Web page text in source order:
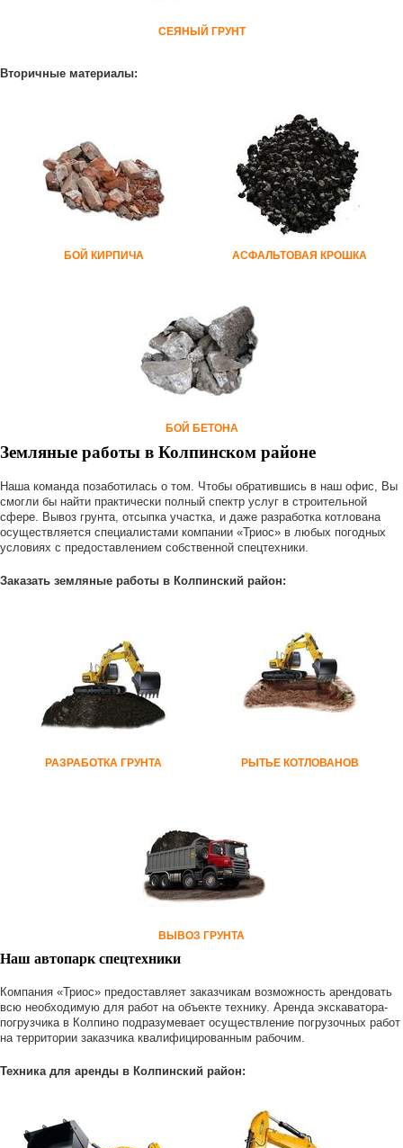
СЕЯНЫЙ ГРУНТ
Вторичные материалы:
БОЙ КИРПИЧА АСФАЛЬТОВАЯ КРОШКА
БОЙ БЕТОНА
Земляные работы в Колпинском районе
Наша команда позаботилась о том. Чтобы обратившись в наш офис, Вы
смогли бы найти практически полный спектр услуг в строительной
сфере. Вывоз грунта, отсыпка участка, и даже разработка котлована
осуществляется специалистами компании «Триос» в любых погодных
условиях с предоставлением собственной спецтехники.
Заказать земляные работы в Колпинский район:
РАЗРАБОТКА ГРУНТА РЫТЬЕ КОТЛОВАНОВ
ВЫВОЗ ГРУНТА
Наш автопарк спецтехники
Компания «Триос» предоставляет заказчикам возможность арендовать
всю необходимую для работ на объекте технику. Аренда экскаватора-
погрузчика в Колпино подразумевает осуществление погрузочных работ
на территории заказчика квалифицированным рабочим.
Техника для аренды в Колпинский район: